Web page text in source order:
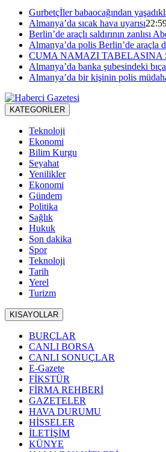
Gurbetçİler babaocağından
Almanya’da sıcak hava uyarısı
Berlin’de araçlı saldırının
Almanya’da polis Berlin’de araçla
CUMA NAMAZI TABELASINA
Almanya’da banka şubesindeki
Almanya’da bir kişinin polis
KATEGORİLER
Teknoloji
Ekonomi
Bilim Kurgu
Seyahat
Yenilikler
Ekonomi
Gündem
Politika
Sağlık
Hukuk
Son dakika
Spor
Teknoloji
Tarih
Yerel
Turizm
KISAYOLLAR
BURÇLAR
CANLI BORSA
CANLI SONUÇLAR
E-Gazete
FİKSTÜR
FİRMA REHBERİ
GAZETELER
HAVA DURUMU
HİSSELER
İLETİŞİM
KÜNYE